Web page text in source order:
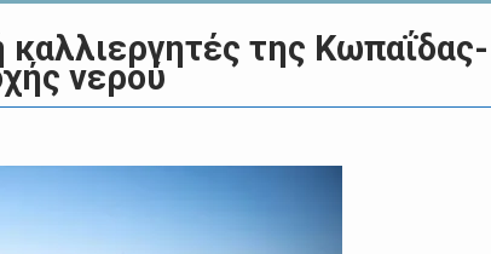
της Κωπαΐδας-
νερού